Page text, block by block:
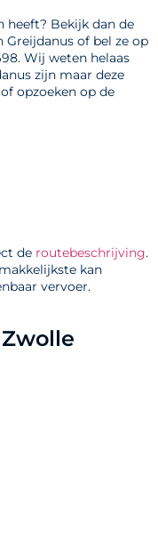
heeft? Bekijk dan de
of bel ze op
Wij weten helaas
zijn maar deze
opzoeken op de
de routebeschrijving.
kan
vervoer.